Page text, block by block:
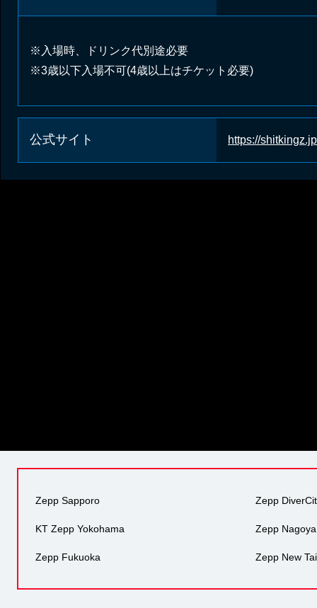
※入場時、ドリンク代別途必要
※3歳以下入場不可(4歳以上はチケット必要)
公式サイト https://
Zepp Sapporo Zepp
KT Zepp Yokohama Zepp Nagoya
Zepp Fukuoka Zepp New